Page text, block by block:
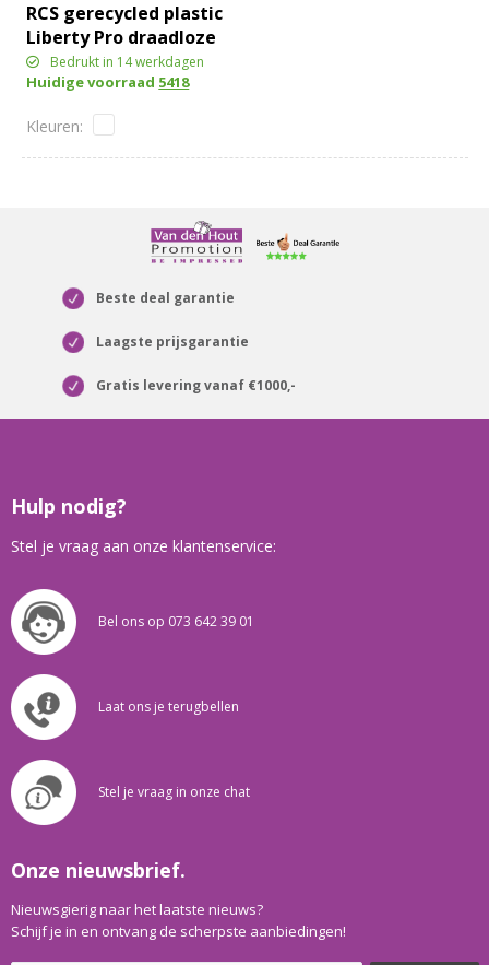
RCS gerecycled plastic
Liberty Pro draadloze
oordoppen
Bedrukt in 14 werkdagen
Huidige voorraad 5418
Beste deal garantie
Laagste prijsgarantie
Gratis levering vanaf €1000,-
Hulp nodig?
Stel je vraag aan onze klantenservice:
Bel ons op 073 642 39 01
Laat ons je terugbellen
Stel je vraag in onze chat
Onze nieuwsbrief.
Nieuwsgierig naar het laatste nieuws?
Schijf je in en ontvang de scherpste aanbiedingen!